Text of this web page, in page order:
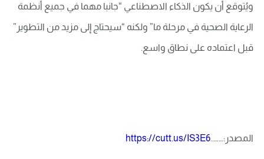
ويُتوقع أن يكون الذكاء الاصطناعي “جانبا مهما في جميع أنظمة
الرعاية الصحية في مرحلة ما” ولكنه “سيحتاج إلى مزيد من التطوير”
قبل اعتماده على نطاق واسع.
المصدر:……..https://cutt.us/IS3E6